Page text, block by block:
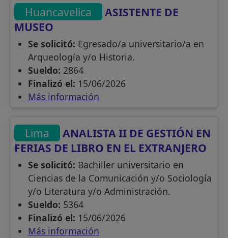
Huancavelica
ASISTENTE DE
MUSEO
Se solicitó: Egresado/a universitario/a en
Arqueología y/o Historia.
Sueldo: 2864
Finalizó el: 15/06/2026
Más información
Lima
ANALISTA II DE GESTIÓN EN
FERIAS DE LIBRO EN EL EXTRANJERO
Se solicitó: Bachiller universitario en
Ciencias de la Comunicación y/o Sociología
y/o Literatura y/o Administración.
Sueldo: 5364
Finalizó el: 15/06/2026
Más información